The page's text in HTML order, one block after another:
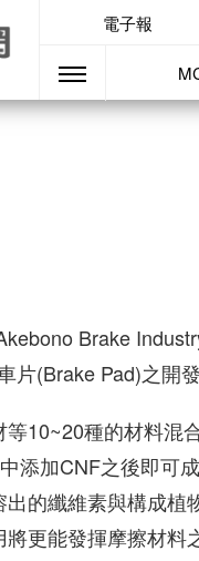
電子報
Brake
(Brake Pad)之開發
10~20種的材料混
添加CNF之後即可
的纖維素與構成植
更能發揮摩擦材料